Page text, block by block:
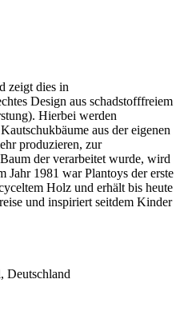
zeigt dies in
Design aus schadstofffreiem
Hierbei werden
aus der eigenen
produzieren, zur
der verarbeitet wurde, wird
Jahr 1981 war Plantoys der erste
Holz und erhält bis heute
und inspiriert seitdem Kinder
Deutschland